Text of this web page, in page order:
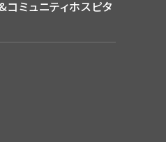
ミュニティホスピタ